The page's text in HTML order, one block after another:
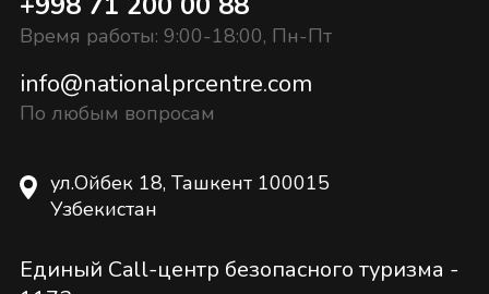
Время работы: 9:00-18:00, Пн-Пт
info@nationalprcentre.com
По любым вопросам
ул.Ойбек 18, Ташкент 100015
Узбекистан
Единый Call-центр безопасного туризма -